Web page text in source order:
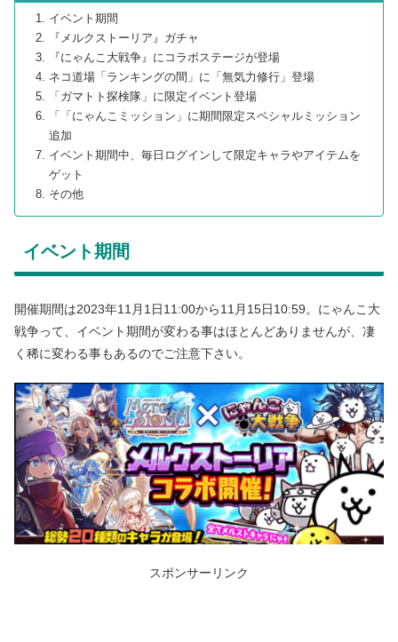
イベント期間
『メルクストーリア』ガチャ
『にゃんこ大戦争』にコラボステージが登場
ネコ道場「ランキングの間」に「無気力修行」登場
「ガマトト探検隊」に限定イベント登場
「「にゃんこミッション」に期間限定スペシャルミッション
追加
イベント期間中、毎日ログインして限定キャラやアイテムを
ゲット
その他
イベント期間
開催期間は2023年11月1日11:00から11月15日10:59。にゃんこ大
戦争って、イベント期間が変わる事はほとんどありませんが、凄
く稀に変わる事もあるのでご注意下さい。
スポンサーリンク